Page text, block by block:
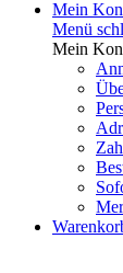
Mein
Menü
Mein